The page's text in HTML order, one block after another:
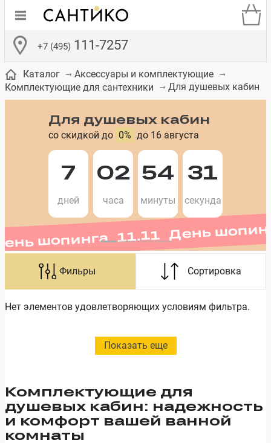
+7 (495) 111-7257
Бачки для
унитазов
Сиденья для
унитазов
Смесители для
встраиваемых
Зеркало-шкаф
Полки в ванную
комнату
Комоды в
ванную комнату
Каталог
Аксессуары и комплектующие
Комплектующие для сантехники
Для душевых кабин
шопинга 11.11 День
Для душевых кабин
со скидкой до 0% до 16 августа
7
дней
02
часа
54
минуты
31
секунда
Нет элементов удовлетворяющих условиям фильтра.
Показать еще
Комплектующие для
душевых кабин: надежность
и комфорт вашей ванной
комнаты